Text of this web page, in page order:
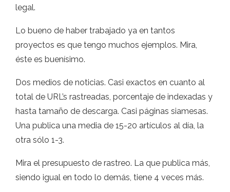
legal.
Lo bueno de haber trabajado ya en tantos
proyectos es que tengo muchos ejemplos. Mira,
éste es buenísimo.
Dos medios de noticias. Casi exactos en cuanto al
total de URL’s rastreadas, porcentaje de indexadas y
hasta tamaño de descarga. Casi páginas siamesas.
Una publica una media de 15-20 artículos al día, la
otra sólo 1-3.
Mira el presupuesto de rastreo. La que publica más,
siendo igual en todo lo demás, tiene 4 veces más.